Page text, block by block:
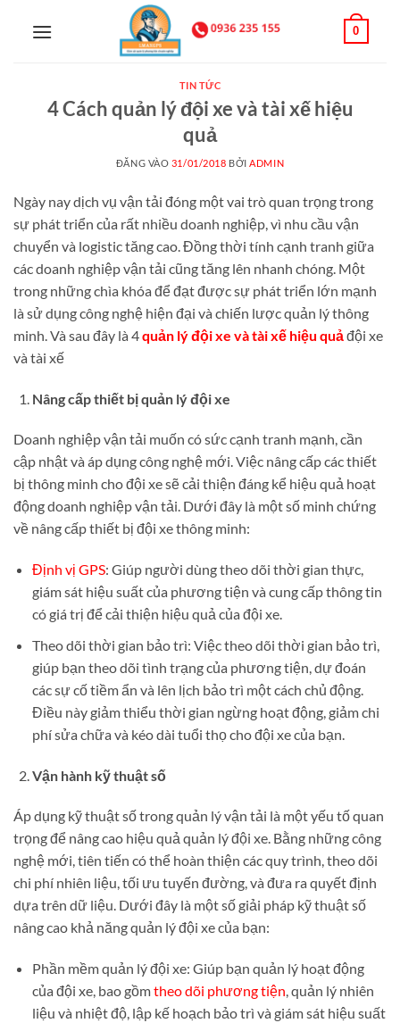
0
TIN TỨC
4 Cách quản lý đội xe và tài xế hiệu
quả
ĐĂNG VÀO 31/01/2018 BỞIADMIN
Ngày nay dịch vụ vận tải đóng một vai trò quan trọng trong
sự phát triển của rất nhiều doanh nghiệp, vì nhu cầu vận
chuyển và logistic tăng cao. Đồng thời tính cạnh tranh giữa
các doanh nghiệp vận tải cũng tăng lên nhanh chóng. Một
trong những chìa khóa để đạt được sự phát triển lớn mạnh
là sử dụng công nghệ hiện đại và chiến lược quản lý thông
minh. Và sau đây là 4quản lý đội xe và tài xế hiệu quả đội xe
và tài xế
Nâng cấp thiết bị quản lý đội xe
Doanh nghiệp vận tải muốn có sức cạnh tranh mạnh, cần
cập nhật và áp dụng công nghệ mới. Việc nâng cấp các thiết
bị thông minh cho đội xe sẽ cải thiện đáng kể hiệu quả hoạt
động doanh nghiệp vận tải. Dưới đây là một số minh chứng
về nâng cấp thiết bị đội xe thông minh:
Định vị GPS: Giúp người dùng theo dõi thời gian thực,
giám sát hiệu suất của phương tiện và cung cấp thông tin
có giá trị để cải thiện hiệu quả của đội xe.
Theo dõi thời gian bảo trì: Việc theo dõi thời gian bảo trì,
giúp bạn theo dõi tình trạng của phương tiện, dự đoán
các sự cố tiềm ẩn và lên lịch bảo trì một cách chủ động.
Điều này giảm thiểu thời gian ngừng hoạt động, giảm chi
phí sửa chữa và kéo dài tuổi thọ cho đội xe của bạn.
Vận hành kỹ thuật số
Áp dụng kỹ thuật số trong quản lý vận tải là một yếu tố quan
trọng để nâng cao hiệu quả quản lý đội xe. Bằng những công
nghệ mới, tiên tiến có thể hoàn thiện các quy trình, theo dõi
chi phí nhiên liệu, tối ưu tuyến đường, và đưa ra quyết định
dựa trên dữ liệu. Dưới đây là một số giải pháp kỹ thuật số
nâng cao khả năng quản lý đội xe của bạn:
Phần mềm quản lý đội xe: Giúp bạn quản lý hoạt động
của đội xe, bao gồmtheo dõi phương tiện, quản lý nhiên
liệu và nhiệt độ, lập kế hoạch bảo trì và giám sát hiệu suất